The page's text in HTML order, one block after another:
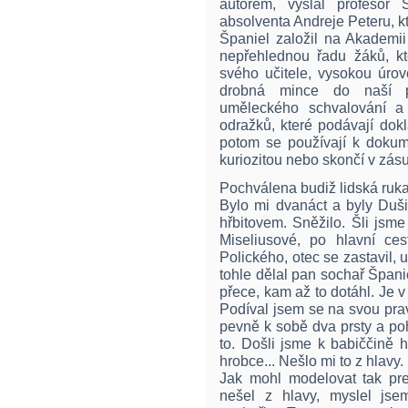
autorem, vyslal profesor
absolventa Andreje Peteru,
Španiel založil na
nepřehlednou řadu žáků,
svého učitele, vysokou
drobná mince do naší
uměleckého schvalování
odražků, které podávají
potom se používají k
kuriozitou nebo skončí v
Pochválena budiž lidská
Bylo mi dvanáct a byly
hřbitovem. Sněžilo. Šli
Miseliusové, po hlavní
Polického, otec se zastavil,
tohle dělal pan sochař
přece, kam až to dotáhl. Je
Podíval jsem se na svou
pevně k sobě dva prsty a
to. Došli jsme k babiččině
hrobce... Nešlo mi to z hlavy.
Jak mohl modelovat tak
nešel z hlavy, myslel